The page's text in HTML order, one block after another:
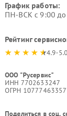
График работы:
ПН-ВСК с 9:00
Рейтинг
4.9-5.0
ООО "Русервис"
ИНН 7702633247
ОГРН
Поделиться в соц.